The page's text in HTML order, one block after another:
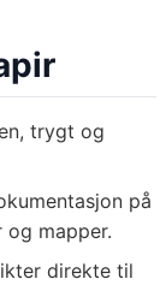
trygt og
på
mapper.
direkte til